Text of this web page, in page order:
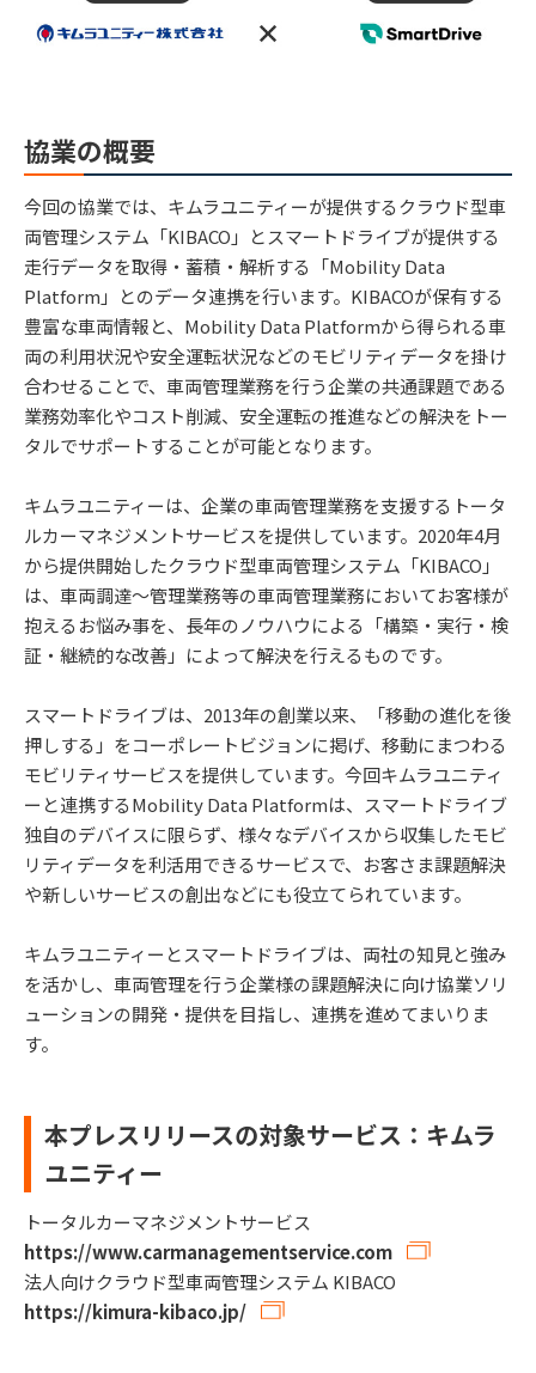
協業の概要
今回の協業では、キムラユニティーが提供するクラウド型車
両管理システム「KIBACO」とスマートドライブが提供する
走行データを取得・蓄積・解析する「Mobility Data
Platform」とのデータ連携を行います。KIBACOが保有する
豊富な車両情報と、Mobility Data Platformから得られる車
両の利用状況や安全運転状況などのモビリティデータを掛け
合わせることで、車両管理業務を行う企業の共通課題である
業務効率化やコスト削減、安全運転の推進などの解決をトー
タルでサポートすることが可能となります。
キムラユニティーは、企業の車両管理業務を支援するトータ
ルカーマネジメントサービスを提供しています。2020年4月
から提供開始したクラウド型車両管理システム「KIBACO」
は、車両調達～管理業務等の車両管理業務においてお客様が
抱えるお悩み事を、長年のノウハウによる「構築・実行・検
証・継続的な改善」によって解決を行えるものです。
スマートドライブは、2013年の創業以来、「移動の進化を後
押しする」をコーポレートビジョンに掲げ、移動にまつわる
モビリティサービスを提供しています。今回キムラユニティ
ーと連携するMobility Data Platformは、スマートドライブ
独自のデバイスに限らず、様々なデバイスから収集したモビ
リティデータを利活用できるサービスで、お客さま課題解決
や新しいサービスの創出などにも役立てられています。
キムラユニティーとスマートドライブは、両社の知見と強み
を活かし、車両管理を行う企業様の課題解決に向け協業ソリ
ューションの開発・提供を目指し、連携を進めてまいりま
す。
本プレスリリースの対象サービス：キムラ
ユニティー
トータルカーマネジメントサービス
https://www.carmanagementservice.com
法人向けクラウド型車両管理システム KIBACO
https://kimura-kibaco.jp/